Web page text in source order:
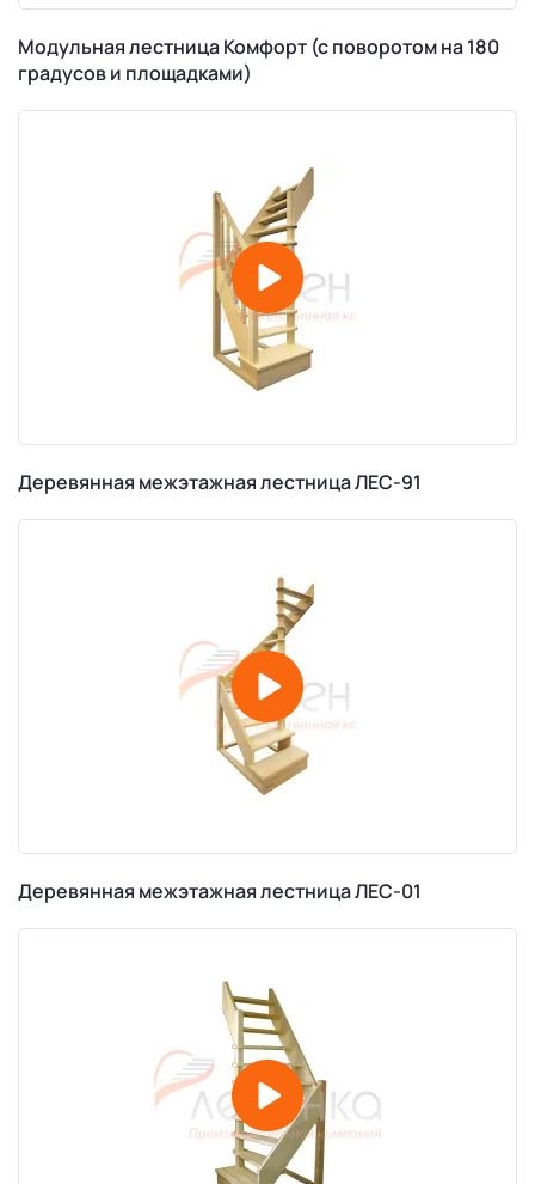
Модульная лестница Комфорт (с поворотом на 180
градусов и площадками)
Деревянная межэтажная лестница ЛЕС-91
Деревянная межэтажная лестница ЛЕС-01